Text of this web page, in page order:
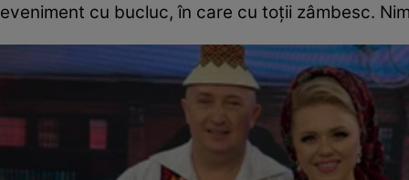
eveniment cu bucluc, în care cu toții zâmbesc.